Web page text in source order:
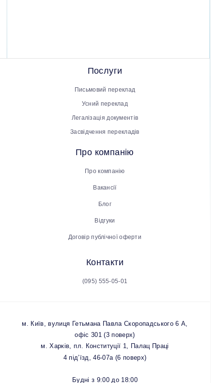
Послуги
Письмовий переклад
Усний переклад
Легалізація документів
Засвідчення перекладів
Про компанію
Про компанію
Вакансії
Блог
Відгуки
Договір публічної оферти
Контакти
(095) 555-05-01
м. Київ, вулиця Гетьмана Павла Скоропадського 6 А,
офіс 301 (3 поверх)
м. Харків, пл. Конституції 1, Палац Праці
4 під’їзд, 46-07а (6 поверх)
Будні з 9:00 до 18:00